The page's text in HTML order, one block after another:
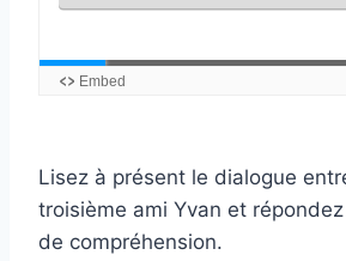
Lisez à présent le dialogue
troisième ami Yvan et
de compréhension.